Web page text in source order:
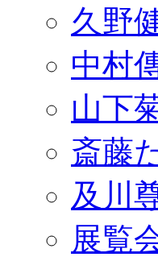
久野
中村
山下
斎藤
及川
展覧